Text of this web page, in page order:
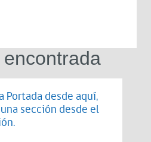
Portada desde aquí,
sección desde el